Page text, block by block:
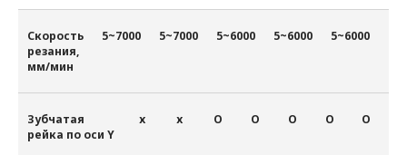
Скорость
резания,
мм/мин
5~7000 5~7000 5~6000 5~6000 5~6000
Зубчатая
рейка по оси Y
х х О О О О О